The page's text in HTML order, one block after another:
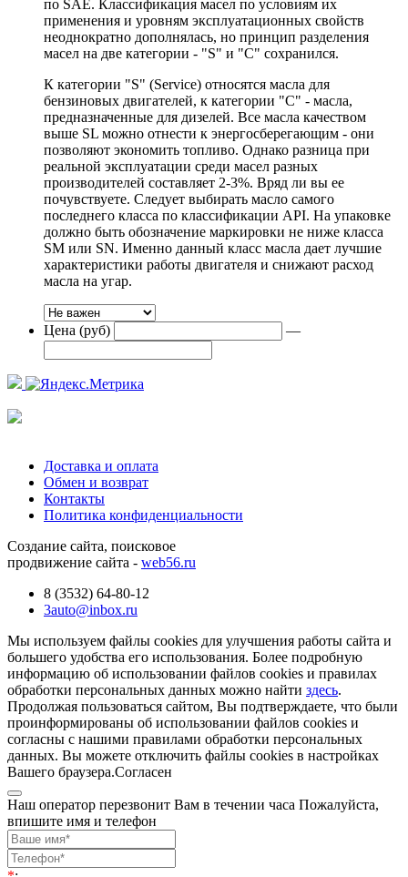
по SAE. Классификация масел по условиям их
применения и уровням эксплуатационных свойств
неоднократно дополнялась, но принцип разделения
масел на две категории - "S" и "С" сохранился.
К категории "S" (Service) относятся масла для
бензиновых двигателей, к категории "С" - масла,
предназначенные для дизелей. Все масла качеством
выше SL можно отнести к энергосберегающим - они
позволяют экономить топливо. Однако разница при
реальной эксплуатации среди масел разных
производителей составляет 2-3%. Вряд ли вы ее
почувствуете. Следует выбирать масло самого
последнего класса по классификации API. На упаковке
должно быть обозначение маркировки не ниже класса
SM или SN. Именно данный класс масла дает лучшие
характеристики работы двигателя и снижают расход
масла на угар.
Цена (руб) —
Доставка и оплата
Обмен и возврат
Контакты
Политика конфиденциальности
Создание сайта, поисковое
продвижение сайта - web56.ru
8 (3532) 64-80-12
3auto@inbox.ru
Мы используем файлы cookies для улучшения работы сайта и
большего удобства его использования. Более подробную
информацию об использовании файлов cookies и правилах
обработки персональных данных можно найти здесь.
Продолжая пользоваться сайтом, Вы подтверждаете, что были
проинформированы об использовании файлов cookies и
согласны с нашими правилами обработки персональных
данных. Вы можете отключить файлы cookies в настройках
Вашего браузера.Согласен
Наш оператор перезвонит Вам в течении часа Пожалуйста,
впишите имя и телефон